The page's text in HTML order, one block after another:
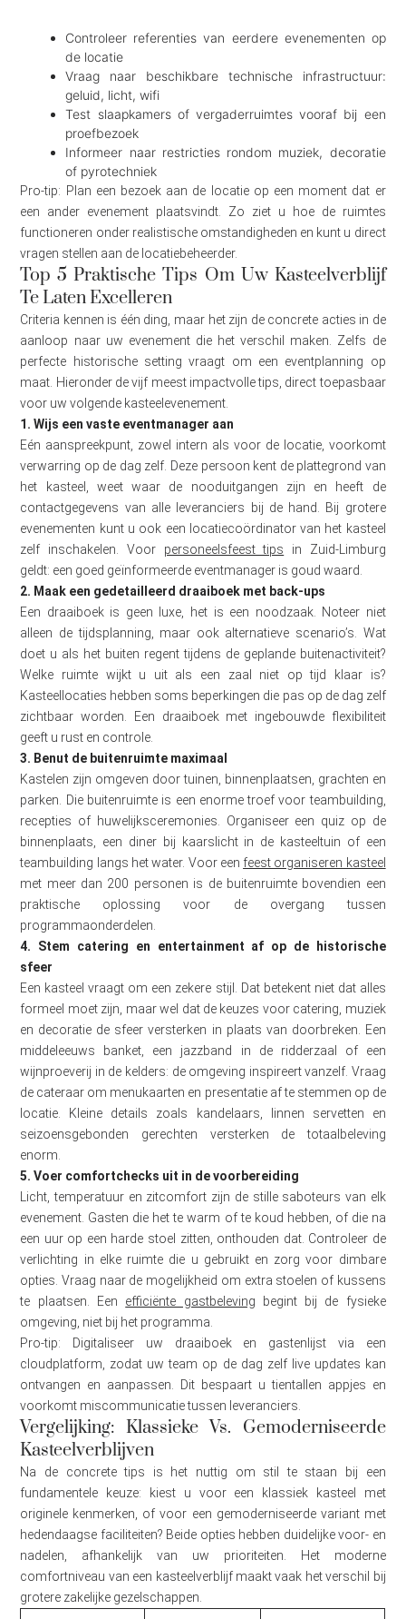
Controleer referenties van eerdere evenementen op
de locatie
Vraag naar beschikbare technische infrastructuur:
geluid, licht, wifi
Test slaapkamers of vergaderruimtes vooraf bij een
proefbezoek
Informeer naar restricties rondom muziek, decoratie
of pyrotechniek
Pro-tip: Plan een bezoek aan de locatie op een moment dat er
een ander evenement plaatsvindt. Zo ziet u hoe de ruimtes
functioneren onder realistische omstandigheden en kunt u direct
vragen stellen aan de locatiebeheerder.
Top 5 Praktische Tips Om Uw Kasteelverblijf
Te Laten Excelleren
Criteria kennen is één ding, maar het zijn de concrete acties in de
aanloop naar uw evenement die het verschil maken. Zelfs de
perfecte historische setting vraagt om een eventplanning op
maat. Hieronder de vijf meest impactvolle tips, direct toepasbaar
voor uw volgende kasteelevenement.
1. Wijs een vaste eventmanager aan
Eén aanspreekpunt, zowel intern als voor de locatie, voorkomt
verwarring op de dag zelf. Deze persoon kent de plattegrond van
het kasteel, weet waar de nooduitgangen zijn en heeft de
contactgegevens van alle leveranciers bij de hand. Bij grotere
evenementen kunt u ook een locatiecoördinator van het kasteel
zelf inschakelen. Voor personeelsfeest tips in Zuid-Limburg
geldt: een goed geïnformeerde eventmanager is goud waard.
2. Maak een gedetailleerd draaiboek met back-ups
Een draaiboek is geen luxe, het is een noodzaak. Noteer niet
alleen de tijdsplanning, maar ook alternatieve scenario’s. Wat
doet u als het buiten regent tijdens de geplande buitenactiviteit?
Welke ruimte wijkt u uit als een zaal niet op tijd klaar is?
Kasteellocaties hebben soms beperkingen die pas op de dag zelf
zichtbaar worden. Een draaiboek met ingebouwde flexibiliteit
geeft u rust en controle.
3. Benut de buitenruimte maximaal
Kastelen zijn omgeven door tuinen, binnenplaatsen, grachten en
parken. Die buitenruimte is een enorme troef voor teambuilding,
recepties of huwelijksceremonies. Organiseer een quiz op de
binnenplaats, een diner bij kaarslicht in de kasteeltuin of een
teambuilding langs het water. Voor een feest organiseren kasteel
met meer dan 200 personen is de buitenruimte bovendien een
praktische oplossing voor de overgang tussen
programmaonderdelen.
4. Stem catering en entertainment af op de historische
sfeer
Een kasteel vraagt om een zekere stijl. Dat betekent niet dat alles
formeel moet zijn, maar wel dat de keuzes voor catering, muziek
en decoratie de sfeer versterken in plaats van doorbreken. Een
middeleeuws banket, een jazzband in de ridderzaal of een
wijnproeverij in de kelders: de omgeving inspireert vanzelf. Vraag
de cateraar om menukaarten en presentatie af te stemmen op de
locatie. Kleine details zoals kandelaars, linnen servetten en
seizoensgebonden gerechten versterken de totaalbeleving
enorm.
5. Voer comfortchecks uit in de voorbereiding
Licht, temperatuur en zitcomfort zijn de stille saboteurs van elk
evenement. Gasten die het te warm of te koud hebben, of die na
een uur op een harde stoel zitten, onthouden dat. Controleer de
verlichting in elke ruimte die u gebruikt en zorg voor dimbare
opties. Vraag naar de mogelijkheid om extra stoelen of kussens
te plaatsen. Een efficiënte gastbeleving begint bij de fysieke
omgeving, niet bij het programma.
Pro-tip: Digitaliseer uw draaiboek en gastenlijst via een
cloudplatform, zodat uw team op de dag zelf live updates kan
ontvangen en aanpassen. Dit bespaart u tientallen appjes en
voorkomt miscommunicatie tussen leveranciers.
Vergelijking: Klassieke Vs. Gemoderniseerde
Kasteelverblijven
Na de concrete tips is het nuttig om stil te staan bij een
fundamentele keuze: kiest u voor een klassiek kasteel met
originele kenmerken, of voor een gemoderniseerde variant met
hedendaagse faciliteiten? Beide opties hebben duidelijke voor- en
nadelen, afhankelijk van uw prioriteiten. Het moderne
comfortniveau van een kasteelverblijf maakt vaak het verschil bij
grotere zakelijke gezelschappen.